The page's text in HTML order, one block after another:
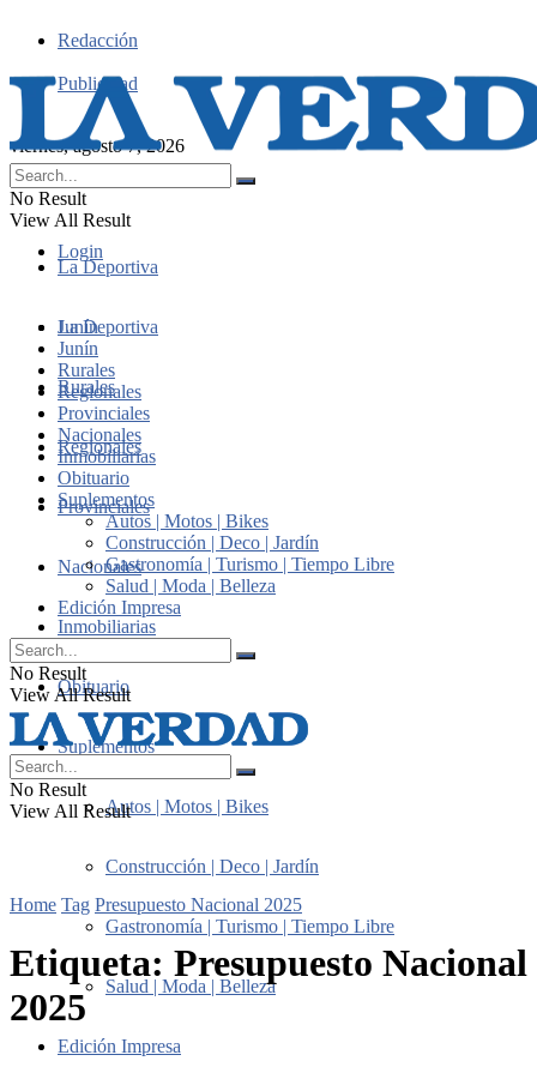
Redacción
Publicidad
viernes, agosto 7, 2026
Login
No Result
View All Result
La Deportiva
Junín
Rurales
Regionales
Provinciales
Nacionales
Inmobiliarias
Obituario
Suplementos
Autos | Motos | Bikes
Construcción | Deco | Jardín
Gastronomía | Turismo | Tiempo Libre
Salud | Moda | Belleza
Edición Impresa
La Deportiva
Junín
Rurales
Regionales
Provinciales
Nacionales
Inmobiliarias
Obituario
Suplementos
Autos | Motos | Bikes
Construcción | Deco | Jardín
Gastronomía | Turismo | Tiempo Libre
Salud | Moda | Belleza
Edición Impresa
No Result
View All Result
No Result
View All Result
Home Tag Presupuesto Nacional 2025
Etiqueta: Presupuesto Nacional
2025